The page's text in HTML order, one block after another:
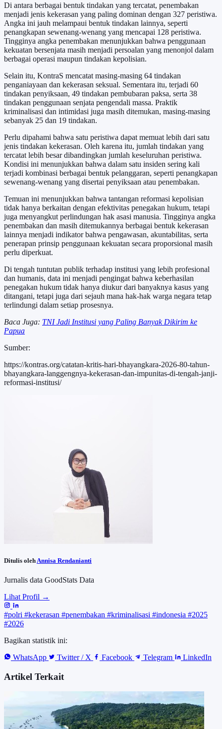
Di antara berbagai bentuk tindakan yang tercatat, penembakan
menjadi jenis kekerasan yang paling dominan dengan 327 peristiwa.
Angka ini jauh melampaui bentuk tindakan lainnya, seperti
penangkapan sewenang-wenang yang mencapai 128 peristiwa.
Tingginya angka penembakan menunjukkan bahwa penggunaan
kekuatan bersenjata masih menjadi persoalan yang menonjol dalam
berbagai operasi maupun tindakan kepolisian.
Selain itu, KontraS mencatat masing-masing 64 tindakan
penganiayaan dan kekerasan seksual. Sementara itu, terjadi 60
tindakan penyiksaan, 49 tindakan pembubaran paksa, serta 38
tindakan penggunaan senjata pengendali massa. Praktik
kriminalisasi dan intimidasi juga masih ditemukan, masing-masing
sebanyak 25 dan 19 tindakan.
Perlu dipahami bahwa satu peristiwa dapat memuat lebih dari satu
jenis tindakan kekerasan. Oleh karena itu, jumlah tindakan yang
tercatat lebih besar dibandingkan jumlah keseluruhan peristiwa.
Kondisi ini menunjukkan bahwa dalam satu insiden sering kali
terjadi kombinasi berbagai bentuk pelanggaran, seperti penangkapan
sewenang-wenang yang disertai penyiksaan atau penembakan.
Temuan ini menunjukkan bahwa tantangan reformasi kepolisian
tidak hanya berkaitan dengan efektivitas penegakan hukum, tetapi
juga menyangkut perlindungan hak asasi manusia. Tingginya angka
penembakan dan masih ditemukannya berbagai bentuk kekerasan
lainnya menjadi indikator bahwa pengawasan, akuntabilitas, serta
penerapan prinsip penggunaan kekuatan secara proporsional masih
perlu diperkuat.
Di tengah tuntutan publik terhadap institusi yang lebih profesional
dan humanis, data ini menjadi pengingat bahwa keberhasilan
penegakan hukum tidak hanya diukur dari banyaknya kasus yang
ditangani, tetapi juga dari sejauh mana hak-hak warga negara tetap
terlindungi dalam setiap prosesnya.
Baca Juga: TNI Jadi Institusi yang Paling Banyak Dikirim ke
Papua
Sumber:
https://kontras.org/catatan-kritis-hari-bhayangkara-2026-80-tahun-
bhayangkara-langgengnya-kekerasan-dan-impunitas-di-tengah-janji-
reformasi-institusi/
Ditulis oleh Annisa Rendanianti
Jurnalis data GoodStats Data
Lihat Profil →
#polri #kekerasan #penembakan #kriminalisasi #indonesia #2025
#2026
Bagikan statistik ini:
WhatsApp
Twitter / X Facebook Telegram LinkedIn
Artikel Terkait